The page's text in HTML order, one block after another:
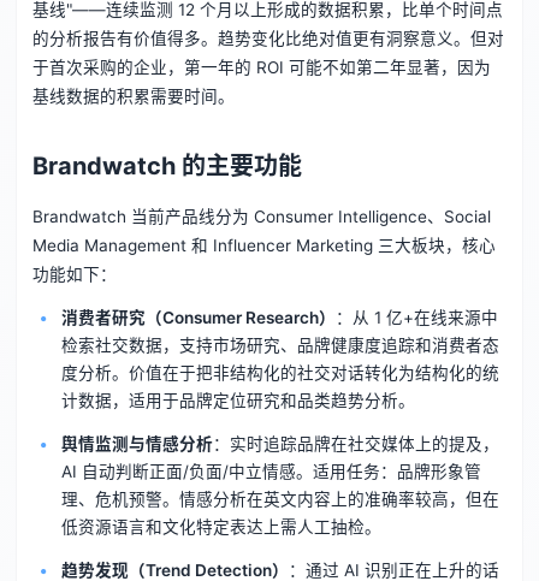
基线"——连续监测 12 个月以上形成的数据积累，比单个时间点
的分析报告有价值得多。趋势变化比绝对值更有洞察意义。但对
于首次采购的企业，第一年的 ROI 可能不如第二年显著，因为
基线数据的积累需要时间。
Brandwatch 的主要功能
Brandwatch 当前产品线分为 Consumer Intelligence、Social
Media Management 和 Influencer Marketing 三大板块，核心
功能如下：
消费者研究（Consumer Research）
：从 1 亿+在线来源中
检索社交数据，支持市场研究、品牌健康度追踪和消费者态
度分析。价值在于把非结构化的社交对话转化为结构化的统
计数据，适用于品牌定位研究和品类趋势分析。
舆情监测与情感分析：实时追踪品牌在社交媒体上的提及，
AI 自动判断正面/负面/中立情感。适用任务：品牌形象管
理、危机预警。情感分析在英文内容上的准确率较高，但在
低资源语言和文化特定表达上需人工抽检。
趋势发现（Trend Detection）
：通过 AI 识别正在上升的话